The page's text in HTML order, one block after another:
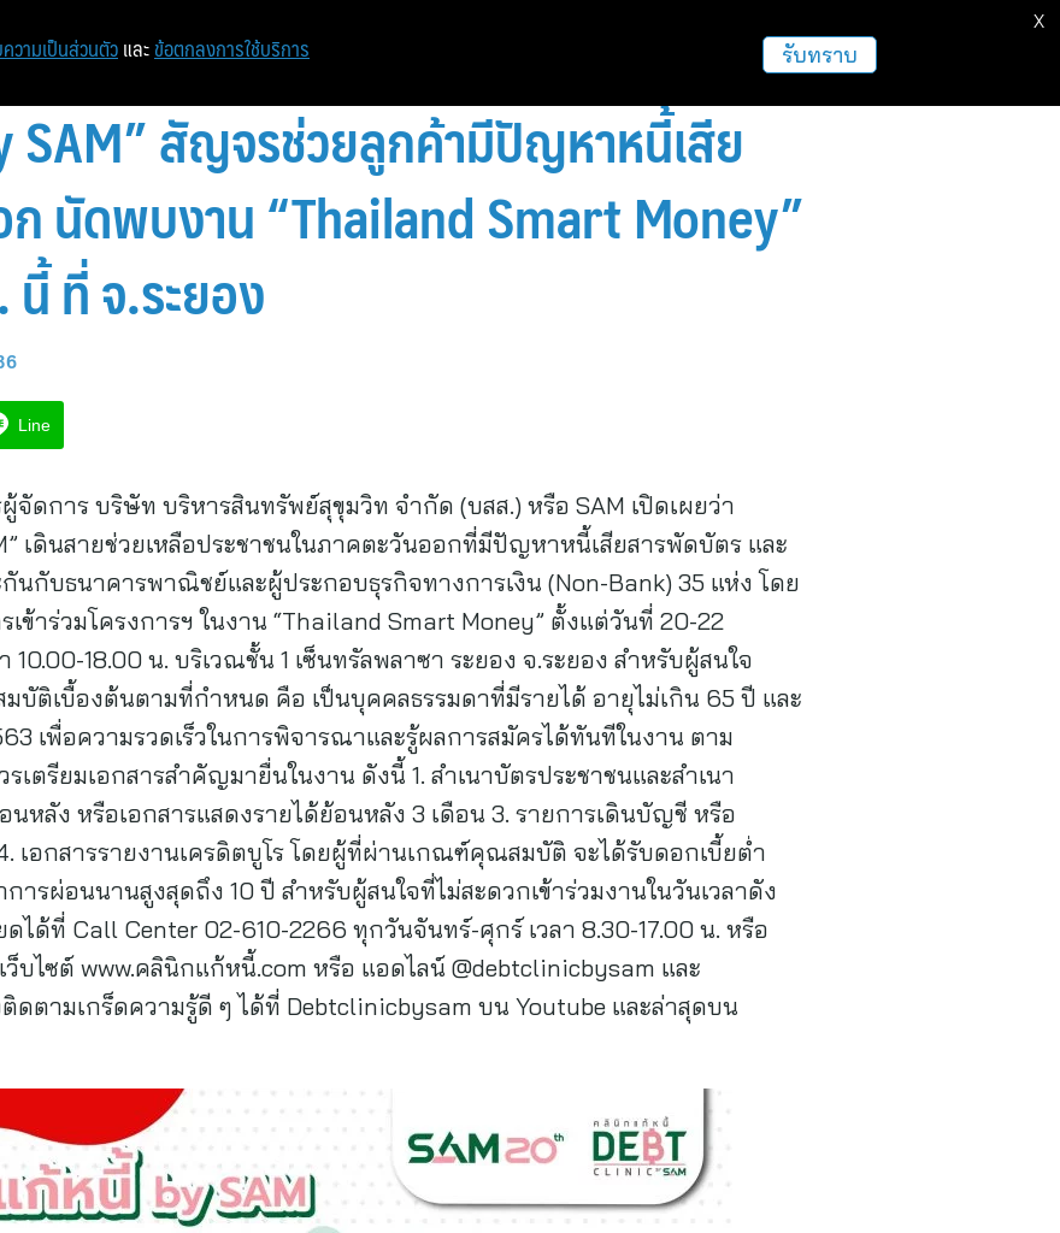
สัญจรช่วยลูกค้ามีปัญหาหนี้เสีย
นัดพบงาน “Thailand Smart Money”
ที่ จ.ระยอง
Line
จัดการ บริษัท บริหารสินทรัพย์สุขุมวิท จำกัด (บสส.) หรือ SAM เปิดเผยว่า
เดินสายช่วยเหลือประชาชนในภาคตะวันออกที่มีปัญหาหนี้เสียสารพัดบัตร และ
นกับธนาคารพาณิชย์และผู้ประกอบธุรกิจทางการเงิน (Non-Bank) 35 แห่ง โดย
ข้าร่วมโครงการฯ ในงาน “Thailand Smart Money” ตั้งแต่วันที่ 20-22
18.00 น. บริเวณชั้น 1 เซ็นทรัลพลาซา ระยอง จ.ระยอง สำหรับผู้สนใจ
บัติเบื้องต้นตามที่กำหนด คือ เป็นบุคคลธรรมดาที่มีรายได้ อายุไม่เกิน 65 ปี และ
เพื่อความรวดเร็วในการพิจารณาและรู้ผลการสมัครได้ทันทีในงาน ตาม
เตรียมเอกสารสำคัญมายื่นในงาน ดังนี้ 1. สำเนาบัตรประชาชนและสำเนา
นหลัง หรือเอกสารแสดงรายได้ย้อนหลัง 3 เดือน 3. รายการเดินบัญชี หรือ
เอกสารรายงานเครดิตบูโร โดยผู้ที่ผ่านเกณฑ์คุณสมบัติ จะได้รับดอกเบี้ยต่ำ
การผ่อนนานสูงสุดถึง 10 ปี สำหรับผู้สนใจที่ไม่สะดวกเข้าร่วมงานในวันเวลาดัง
ได้ที่ Call Center 02-610-2266 ทุกวันจันทร์-ศุกร์ เวลา 8.30-17.00 น. หรือ
บไซต์ www.คลินิกแก้หนี้.com หรือ แอดไลน์ @debtclinicbysam และ
ดตามเกร็ดความรู้ดี ๆ ได้ที่ Debtclinicbysam บน Youtube และล่าสุดบน
วามเป็นส่วนตัว และ ข้อตกลงการใช้บริการ รับทราบ
X